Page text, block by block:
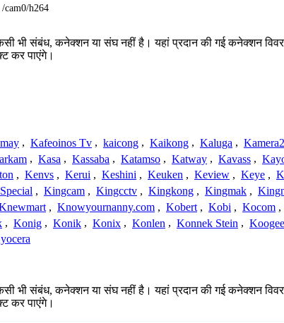
/cam0/h264
भी संबंध, कनेक्शन या संघ नहीं है। यहां प्रदान की गई कनेक्शन
कर पाएंगे।
, Kafeoinos Tv , kaicong , Kaikong , Kaluga ,
, Kasa , Kassaba , Katamso , Katway , Kavass ,
, Kenvs , Kerui , Keshini , Keuken , Keview , Keye ,
, Kingcam , Kingcctv , Kingkong , Kingmak ,
, Knowyournanny.com , Kobert , Kobi , Kocom ,
, Konig , Konik , Konix , Konlen , Konnek Stein ,
भी संबंध, कनेक्शन या संघ नहीं है। यहां प्रदान की गई कनेक्शन
कर पाएंगे।